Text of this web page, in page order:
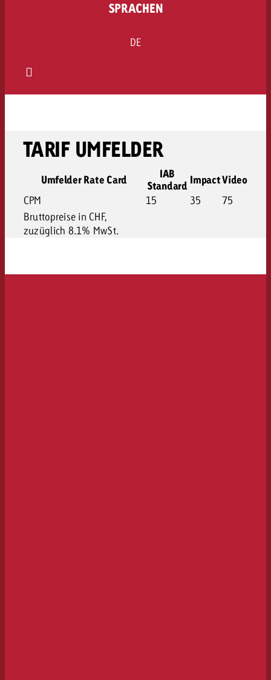
SPRACHEN
DE
TARIF UMFELDER
Umfelder Rate Card
IAB
Standard ImpactVideo
CPM 15 35
75
Bruttopreise in CHF,
zuzüglich 8.1% MwSt.